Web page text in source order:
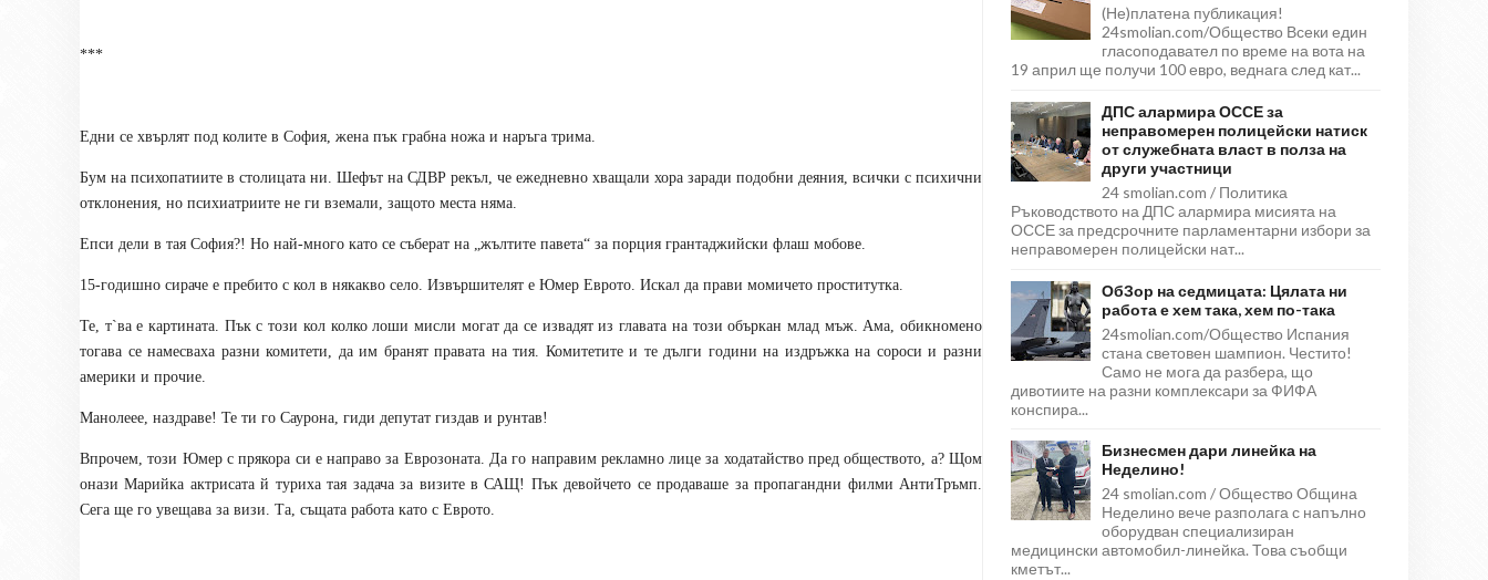
***
Едни се хвърлят под колите в София, жена пък грабна ножа и наръга трима.
Бум на психопатиите в столицата ни. Шефът на СДВР рекъл, че ежедневно хващали хора заради подобни деяния, всички с психични
отклонения, но психиатриите не ги вземали, защото места няма.
Епси дели в тая София?! Но най-много като се съберат на „жълтите павета“ за порция грантаджийски флаш мобове.
15-годишно сираче е пребито с кол в някакво село. Извършителят е Юмер Еврото. Искал да прави момичето проститутка.
Те, т`ва е картината. Пък с този кол колко лоши мисли могат да се извадят из главата на този объркан млад мъж. Ама, обикномено
тогава се намесваха разни комитети, да им бранят правата на тия. Комитетите и те дълги години на издръжка на сороси и разни
америки и прочие.
Манолеее, наздраве! Те ти го Саурона, гиди депутат гиздав и рунтав!
Впрочем, този Юмер с прякора си е направо за Еврозоната. Да го направим рекламно лице за ходатайство пред обществото, а? Щом
онази Марийка актрисата й туриха тая задача за визите в САЩ! Пък девойчето се продаваше за пропагандни филми АнтиТръмп.
Сега ще го увещава за визи. Та, същата работа като с Еврото.
(Не)платена публикация!
24smolian.com/Общество Всеки един
гласоподавател по време на вота на
19 април ще получи 100 евро, веднага след кат...
ДПС алармира ОССЕ за
неправомерен полицейски натиск
от служебната власт в полза на
други участници
24 smolian.com / Политика
Ръководството на ДПС алармира мисията на
ОССЕ за предсрочните парламентарни избори за
неправомерен полицейски нат...
ОбЗор на седмицата: Цялата ни
работа е хем така, хем по-така
24smolian.com/Общество Испания
стана световен шампион. Честито!
Само не мога да разбера, що
дивотиите на разни комплексари за ФИФА
конспира...
Бизнесмен дари линейка на
Неделино!
24 smolian.com / Общество Община
Неделино вече разполага с напълно
оборудван специализиран
медицински автомобил-линейка. Това съобщи
кметът...